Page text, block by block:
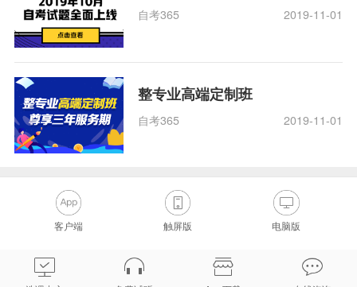
自考365 2019-11-01
整专业高端定制班
自考365 2019-11-01
客户端 触屏版 电脑版